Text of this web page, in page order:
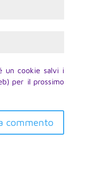
un cookie salvi i
per il prossimo
commento